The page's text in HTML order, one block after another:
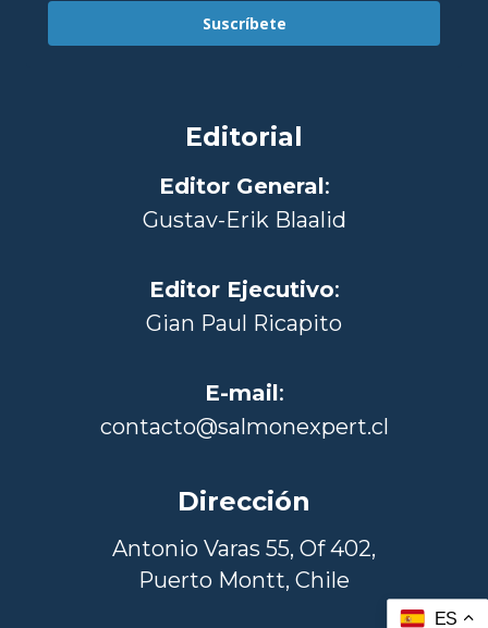
Suscríbete
Editorial
Editor General:
Gustav-Erik Blaalid
Editor Ejecutivo:
Gian Paul Ricapito
E-mail:
contacto@salmonexpert.cl
Dirección
Antonio Varas 55, Of 402,
Puerto Montt, Chile
ES